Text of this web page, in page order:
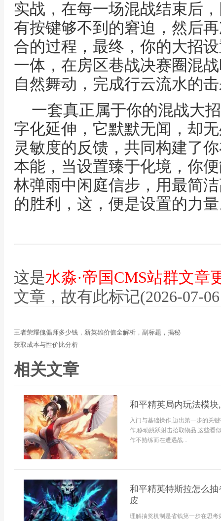
实战，在每一场混战结束后
有按键够不到的窘迫，然后
合的过程，最终，你的大招
一体，在房区巷战决赛圈混
自然舞动，完成行云流水的
一套真正属于你的混战大
字化延伸，它默默无闻，却
灵敏度的反馈，共同构建了
本能，当设置臻于化境，你
林弹雨中闲庭信步，用最简
的胜利，这，便是设置的力
这是水淼·帝国CMS站群文章
文章，故有此标记(2026-07-
王者荣耀傀儡师多少钱，新英雄价值全解析，副标题，揭秘
获取成本与性价比分析
相关文章
和平精英局内玩法模
入门与基础操作,迈出第一步的关
作,移动跳跃射击拾取物品,这些看
作不熟练而在遭遇战...
和平精英特斯拉怎么
皮
理解抽奖机制是省钱第一步在思